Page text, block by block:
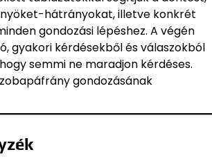
hátrányokat, illetve konkrét
gondozási lépéshez. A végén
gyakori kérdésekből és válaszokból
semmi ne maradjon kérdéses.
gondozásának